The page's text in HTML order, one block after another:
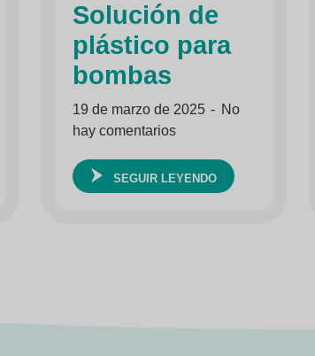
Solución de
plástico para
bombas
19 de marzo de 2025
No
hay comentarios
SEGUIR LEYENDO